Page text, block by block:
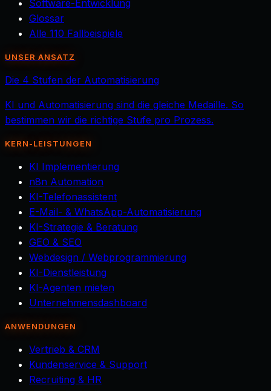
Software-Entwicklung
Glossar
Alle 110 Fallbeispiele
UNSER ANSATZ
Die 4 Stufen der Automatisierung
KI und Automatisierung sind die gleiche Medaille. So
bestimmen wir die richtige Stufe pro Prozess.
KERN-LEISTUNGEN
KI Implementierung
n8n Automation
KI-Telefonassistent
E-Mail- & WhatsApp-Automatisierung
KI-Strategie & Beratung
GEO & SEO
Webdesign / Webprogrammierung
KI-Dienstleistung
KI-Agenten mieten
Unternehmensdashboard
ANWENDUNGEN
Vertrieb & CRM
Kundenservice & Support
Recruiting & HR